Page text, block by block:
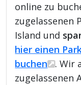
online zu
zugelassenen
Island und
hier einen
buchen
. Wir
zugelassenen